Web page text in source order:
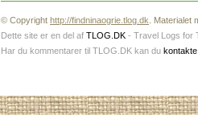
© Copyright http://findninaogrie.tlog.dk . Materialet
Dette site er en del af TLOG.DK - Travel Logs for
Har du kommentarer til TLOG.DK kan du kontakte